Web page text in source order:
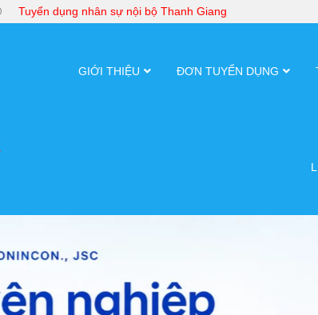
Tuyển dụng nhân sự nội bộ Thanh Giang
GIỚI THIỆU ĐƠN TUYỂN DỤNG